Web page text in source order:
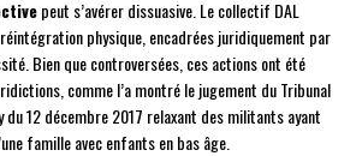
peut s’avérer dissuasive. Le collectif DAL
physique, encadrées juridiquement par
Bien que controversées, ces actions ont été
comme l’a montré le jugement du Tribunal
12 décembre 2017 relaxant des militants ayant
famille avec enfants en bas âge.